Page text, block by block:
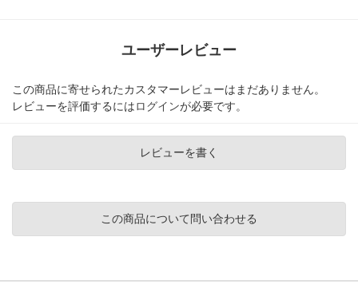
ユーザーレビュー
この商品に寄せられたカスタマーレビューはまだありません。
レビューを評価するにはログインが必要です。
レビューを書く
この商品について問い合わせる